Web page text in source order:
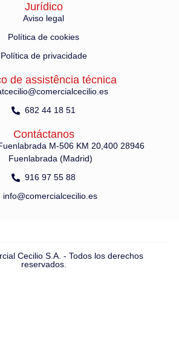
Jurídico
Aviso legal
Política de cookies
Política de privacidade
de assistência técnica
682 44 18 51
Contáctanos
M-506 KM 20,400 28946
Fuenlabrada (Madrid)
916 97 55 88
info@comercialcecilio.es
Cecilio S.A. - Todos los derechos
reservados.